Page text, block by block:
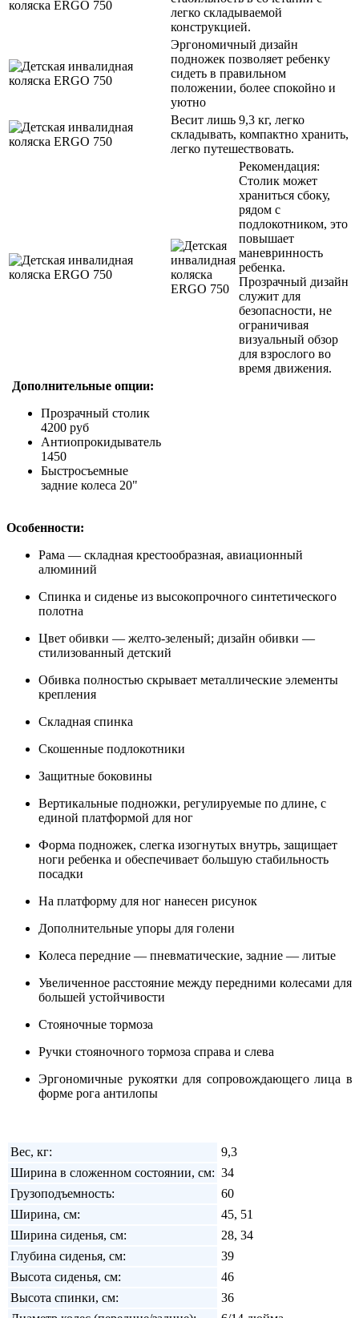
легко складываемой
конструкцией.
Эргономичный дизайн
подножек позволяет ребенку
сидеть в правильном
положении, более спокойно и
уютно
Весит лишь 9,3 кг, легко
складывать, компактно хранить,
легко путешествовать.
Рекомендация:
Столик может
храниться сбоку,
рядом с
подлокотником, это
повышает
маневринность
ребенка.
Прозрачный дизайн
служит для
безопасности, не
ограничивая
визуальный обзор
для взрослого во
время движения.
Дополнительные опции:
Прозрачный столик
4200 руб
Антиопрокидыватель
1450
Быстросъемные
задние колеса 20"
Особенности:
Рама — складная крестообразная, авиационный
алюминий
Спинка и сиденье из высокопрочного синтетического
полотна
Цвет обивки — желто-зеленый; дизайн обивки —
стилизованный детский
Обивка полностью скрывает металлические элементы
крепления
Складная спинка
Скошенные подлокотники
Защитные боковины
Вертикальные подножки, регулируемые по длине, с
единой платформой для ног
Форма подножек, слегка изогнутых внутрь, защищает
ноги ребенка и обеспечивает большую стабильность
посадки
На платформу для ног нанесен рисунок
Дополнительные упоры для голени
Колеса передние — пневматические, задние — литые
Увеличенное расстояние между передними колесами для
большей устойчивости
Стояночные тормоза
Ручки стояночного тормоза справа и слева
Эргономичные рукоятки для сопровождающего лица в
форме рога антилопы
Вес, кг:
9,3
Ширина в сложенном состоянии, см: 34
Грузоподъемность:
60
Ширина, см:
45, 51
Ширина сиденья, см:
28, 34
Глубина сиденья, см:
39
Высота сиденья, см:
46
Высота спинки, см:
36